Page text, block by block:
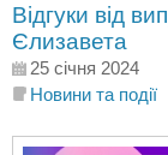
Відгуки від
Єлизавета
25 січня 2024
Новини та події